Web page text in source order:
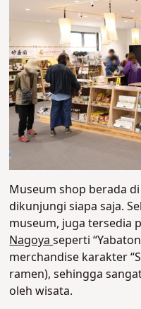
Museum shop berada
dikunjungi siapa saja.
museum, juga tersedia
Nagoyaseperti
merchandise karakter
ramen), sehingga
oleh wisata.